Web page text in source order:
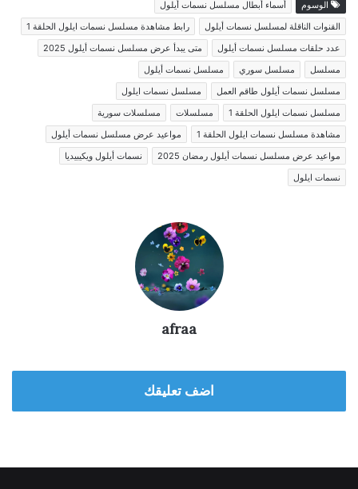
الوسوم
أسماء أبطال مسلسل نسمات أيلول
القنوات الناقلة لمسلسل نسمات أيلول
رابط مشاهدة مسلسل نسمات ايلول الحلقة 1
عدد حلقات مسلسل نسمات أيلول
متى يبدأ عرض مسلسل نسمات أيلول 2025
مسلسل
مسلسل سوري
مسلسل نسمات أيلول
مسلسل نسمات أيلول طاقم العمل
مسلسل نسمات ايلول
مسلسل نسمات ايلول الحلقة 1
مسلسلات
مسلسلات سورية
مشاهدة مسلسل نسمات ايلول الحلقة 1
مواعيد عرض مسلسل نسمات أيلول
مواعيد عرض مسلسل نسمات أيلول رمضان 2025
نسمات أيلول ويكيبيديا
نسمات ايلول
afraa
اضف تعليقك